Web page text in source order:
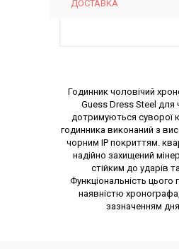
ДОСТАВКА
Опис товару
Годинник чоловічий
Guess Dress Steel для
дотримуються суворої
годинника виконаний з
чорним IP покриттям.
надійно захищений
стійким до ударів
Функціональність цього
наявністю
зазначенням